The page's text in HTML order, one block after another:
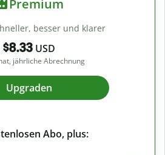
Premium
besser und klarer
$8.33 USD
jährliche Abrechnung
Upgraden
Abo, plus: